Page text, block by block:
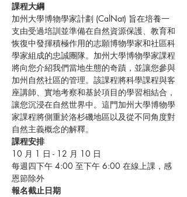
課程大綱
加州大學博物學家計劃 (CalNat) 旨在培養一
支由受過培訓並準備在自然資源保護、教育和
恢復中發揮積極作用的志願博物學家和社區科
學家組成的忠誠團隊。加州大學博物學家課程
將向您介紹我們當地生態的奇蹟，並讓您參與
加州自然社區的管理。該課程將科學課程與客
座講師、實地考察和基於項目的學習相結合，
讓您沉浸在自然世界中。這門加州大學博物學
家課程將側重於洛杉磯地區以及從不同角度對
自然主義概念的解釋。
課程安排
10 月 1 日 - 12 月 10 日
每週四下午 4:00 至下午 6:00 在線上課，感
恩節除外
報名截止日期